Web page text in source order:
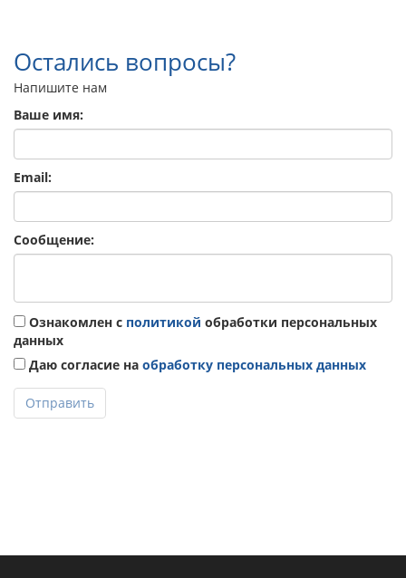
Остались вопросы?
Напишите нам
Ваше имя:
Email:
Сообщение:
Ознакомлен с политикой обработки персональных
данных
Даю согласие на обработку персональных данных
Отправить